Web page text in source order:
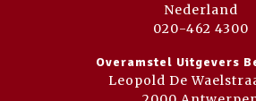
Nederland
020-462 4300
Overamstel Uitgevers
Leopold De